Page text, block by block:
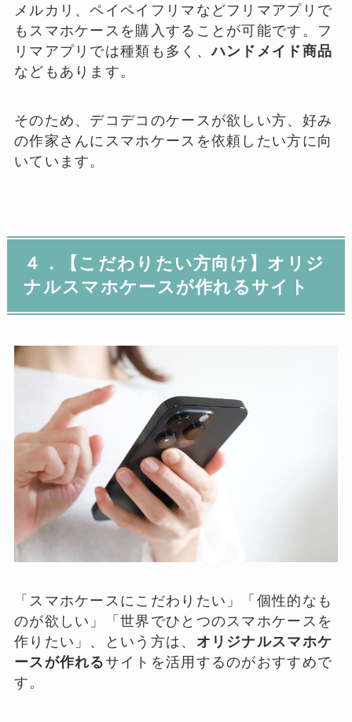
メルカリ、ペイペイフリマなどフリマアプリで
もスマホケースを購入することが可能です。フ
リマアプリでは種類も多く、ハンドメイド商品
などもあります。
そのため、デコデコのケースが欲しい方、好み
の作家さんにスマホケースを依頼したい方に向
いています。
４．【こだわりたい方向け】オリジ
ナルスマホケースが作れるサイト
「スマホケースにこだわりたい」「個性的なも
のが欲しい」「世界でひとつのスマホケースを
作りたい」、という方は、 オリジナルスマホケ
ースが作れるサイトを活用するのがおすすめで
す。